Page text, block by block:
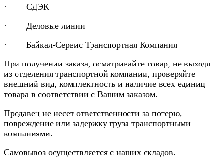
· СДЭК
· Деловые линии
· Байкал-Сервис Транспортная Компания
При получении заказа, осматривайте товар, не выходя
из отделения транспортной компании, проверяйте
внешний вид, комплектность и наличие всех единиц
товара в соответствии с Вашим заказом.
Продавец не несет ответственности за потерю,
повреждение или задержку груза транспортными
компаниями.
Самовывоз осуществляется с наших складов.